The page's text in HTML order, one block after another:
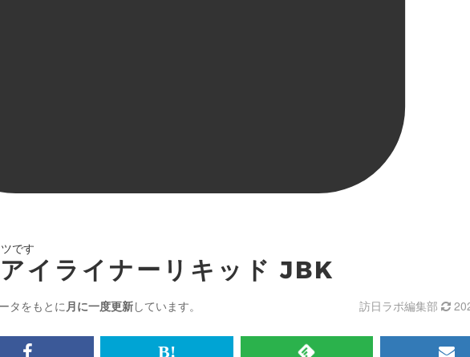
です
イライナーリキッド JBK
タをもとに 月に一度更新しています。 訪日ラボ編集部